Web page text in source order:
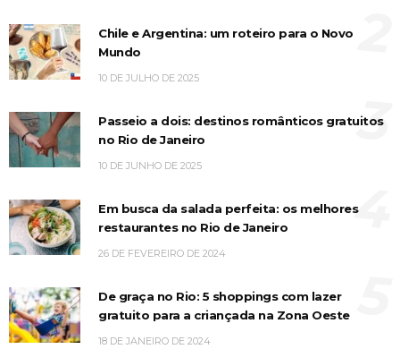
Chile e Argentina: um roteiro para o Novo
Mundo
10 DE JULHO DE 2025
Passeio a dois: destinos românticos gratuitos
no Rio de Janeiro
10 DE JUNHO DE 2025
3
Em busca da salada perfeita: os melhores
restaurantes no Rio de Janeiro
26 DE FEVEREIRO DE 2024
4
De graça no Rio: 5 shoppings com lazer
gratuito para a criançada na Zona Oeste
18 DE JANEIRO DE 2024